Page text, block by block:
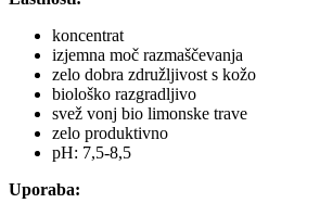
koncentrat
izjemna moč razmaščevanja
zelo dobra združljivost s kožo
biološko razgradljivo
svež vonj bio limonske trave
zelo produktivno
pH: 7,5-8,5
Uporaba: